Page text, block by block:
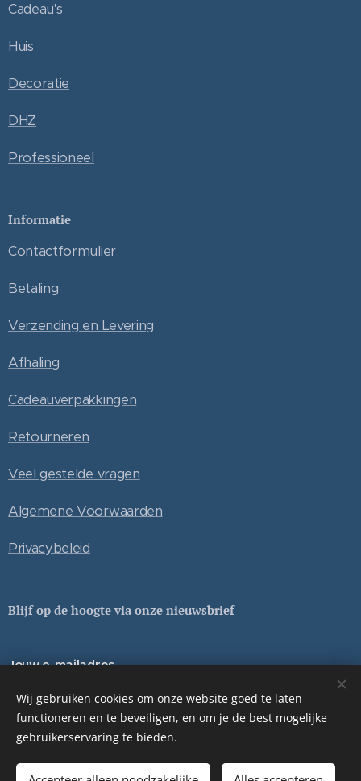
Cadeau's
Huis
Decoratie
DHZ
Professioneel
Informatie
Contactformulier
Betaling
Verzending en Levering
Afhaling
Cadeauverpakkingen
Retourneren
Veel gestelde vragen
Algemene Voorwaarden
Privacybeleid
Blijf op de hoogte via onze nieuwsbrief
Jouw e-mailadres
Sturen
Wij gebruiken cookies om onze website goed te laten
functioneren en te beveiligen, en om je de best mogelijke
gebruikerservaring te bieden.